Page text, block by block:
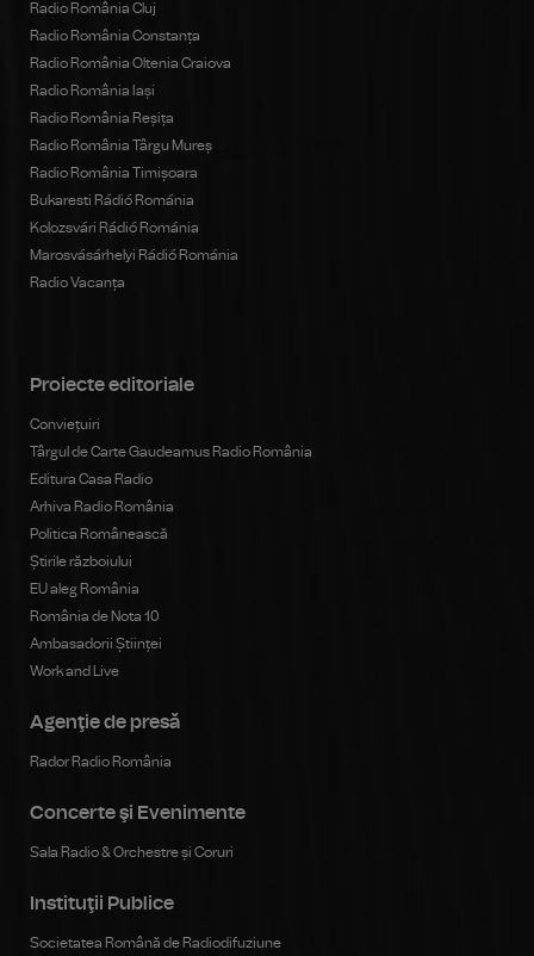
Radio România Cluj
Radio România Constanța
Radio România Oltenia Craiova
Radio România Iași
Radio România Reșița
Radio România Târgu Mureș
Radio România Timișoara
Bukaresti Rádió Románia
Kolozsvári Rádió Románia
Marosvásárhelyi Rádió Románia
Radio Vacanța
Proiecte editoriale
Conviețuiri
Târgul de Carte Gaudeamus Radio România
Editura Casa Radio
Arhiva Radio România
Politica Românească
Știrile războiului
EU aleg România
România de Nota 10
Ambasadorii Științei
Work and Live
Agenţie de presă
Rador Radio România
Concerte şi Evenimente
Sala Radio & Orchestre și Coruri
Instituţii Publice
Societatea Română de Radiodifuziune